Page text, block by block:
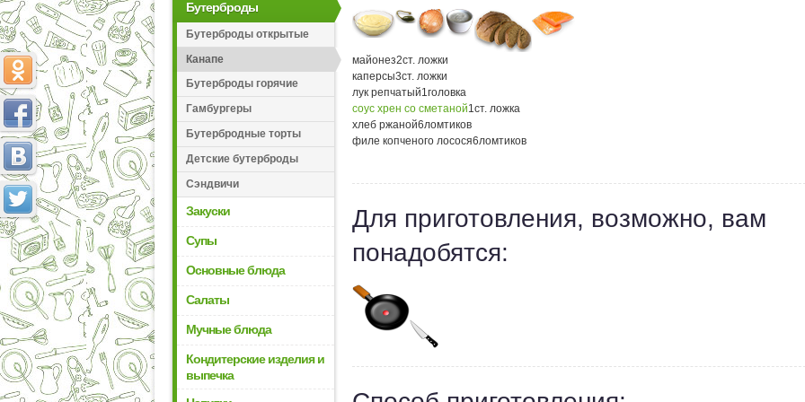
Бутерброды
Бутерброды открытые
Канапе
Бутерброды горячие
Гамбургеры
Бутербродные торты
Детские бутерброды
Сэндвичи
Закуски
Супы
Основные блюда
Салаты
Мучные блюда
Кондитерские изделия и
выпечка
майонез2ст. ложки
каперсы3ст. ложки
лук репчатый1 головка
соус хрен со сметаной1 ст. ложка
хлеб ржаной6ломтиков
филе копченого лосося6ломтиков
Для приготовления, возможно, вам
понадобятся: